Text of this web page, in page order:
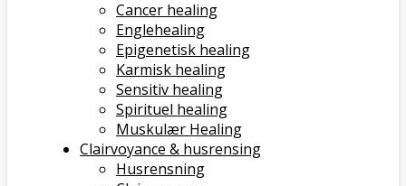
Cancer healing
Englehealing
Epigenetisk healing
Karmisk healing
Sensitiv healing
Spirituel healing
Muskulær Healing
Clairvoyance & husrensing
Husrensning